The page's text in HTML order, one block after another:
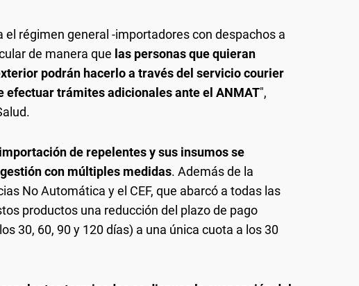
el régimen general -importadores con despachos a
de manera que las personas que quieran
podrán hacerlo a través del servicio courier
efectuar trámites adicionales ante el ANMAT",
de repelentes y sus insumos se
con múltiples medidas. Además de la
No Automática y el CEF, que abarcó a todas las
productos una reducción del plazo de pago
30, 60, 90 y 120 días) a una única cuota a los 30